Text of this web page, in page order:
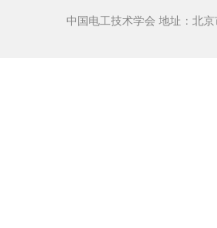
中国电工技术学会 地址：北